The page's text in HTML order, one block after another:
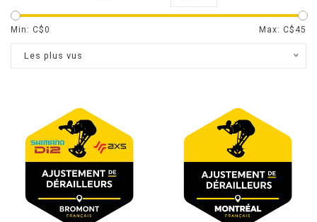
Min: C$0 Max: C$ 45
Les plus vus